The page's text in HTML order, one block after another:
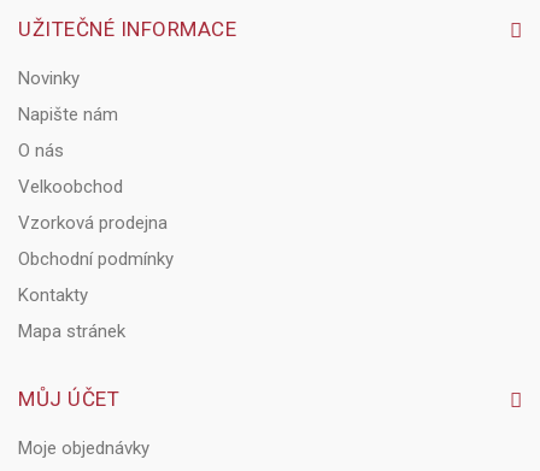
UŽITEČNÉ INFORMACE
Novinky
Napište nám
O nás
Velkoobchod
Vzorková prodejna
Obchodní podmínky
Kontakty
Mapa stránek
MŮJ ÚČET
Moje objednávky